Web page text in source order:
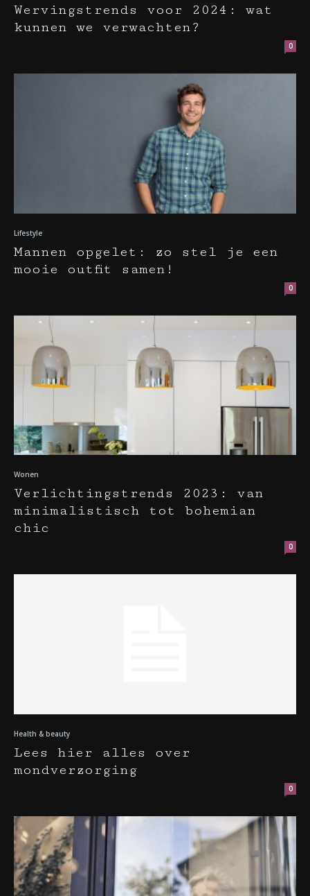
Wervingstrends voor 2024: wat
kunnen we verwachten?
0
Lifestyle
Mannen opgelet: zo stel je een
mooie outfit samen!
0
Wonen
Verlichtingstrends 2023: van
minimalistisch tot bohemian
chic
0
Health & beauty
Lees hier alles over
mondverzorging
0